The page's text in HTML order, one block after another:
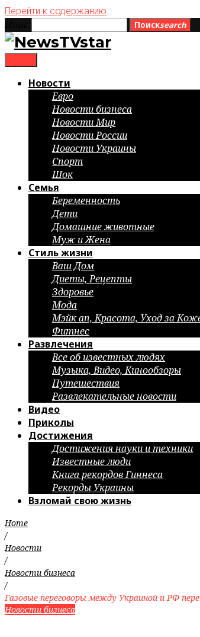
Перейти к содержанию
Поискsearch
Новости
Евро
Новости бизнеса
Новости Мир
Новости России
Новости Украины
Спорт
Шок
Семья
Беременность
Дети
Домашние животные
Муж и Жена
Стиль жизни
Ваш Дом
Диеты, Рецепты
Здоровье
Мода
Мэйк ап, Красота, Уход за
Фитнес
Развлечения
Все об известных людях
Музыка, Видео, Кинообзоры
Путешествия
Развлекательные новости
Видео
Приколы
Достижения
Достижения науки и техники
Известные люди
Книга рекордов Гиннеса
Рекорды Украины
Взломай свою жизнь
Home
/
Новости
/
Новости бизнеса
/
Газовые переговоры между Украиной и РФ
Новости бизнеса